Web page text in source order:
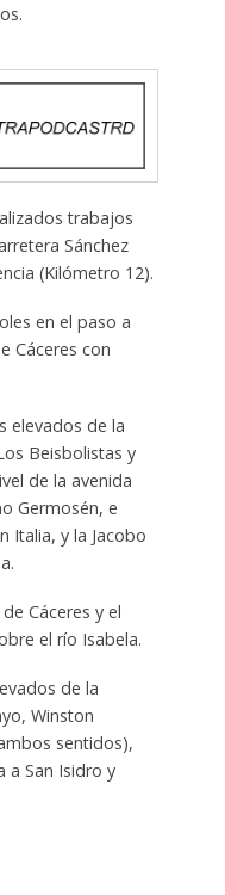
trabajos
Sánchez
(Kilómetro 12).
en el paso a
Cáceres con
elevados de la
Beisbolistas y
de la avenida
Germosén, e
Italia, y la Jacobo
Cáceres y el
el río Isabela.
de la
Winston
sentidos),
a San Isidro y